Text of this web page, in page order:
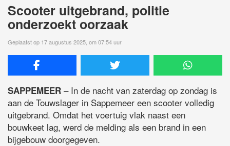
Scooter uitgebrand, politie
onderzoekt oorzaak
Geplaatst op 17 augustus 2025, om 07:54 uur
SAPPEMEER – In de nacht van zaterdag op zondag is
aan de Touwslager in Sappemeer een scooter volledig
uitgebrand. Omdat het voertuig vlak naast een
bouwkeet lag, werd de melding als een brand in een
bijgebouw doorgegeven.